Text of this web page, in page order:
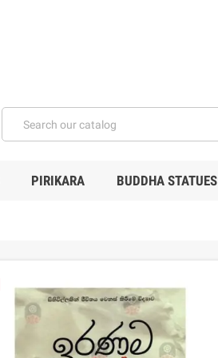
PIRIKARA BUDDHA STATUES